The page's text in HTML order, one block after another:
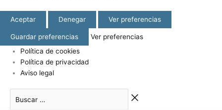
Aceptar Denegar Ver preferencias
Guardar preferencias
Ver preferencias
Política de cookies
Política de privacidad
Aviso legal